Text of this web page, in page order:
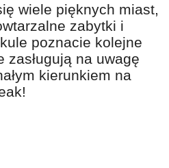
wiele pięknych miast,
zabytki i
poznacie kolejne
zasługują na uwagę
kierunkiem na